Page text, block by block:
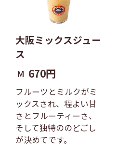
大阪ミックスジュー
ス
M 670円
フルーツとミルクがミ
ックスされ、程よい甘
さとフルーティーさ、
そして独特ののどごし
が決めてです。